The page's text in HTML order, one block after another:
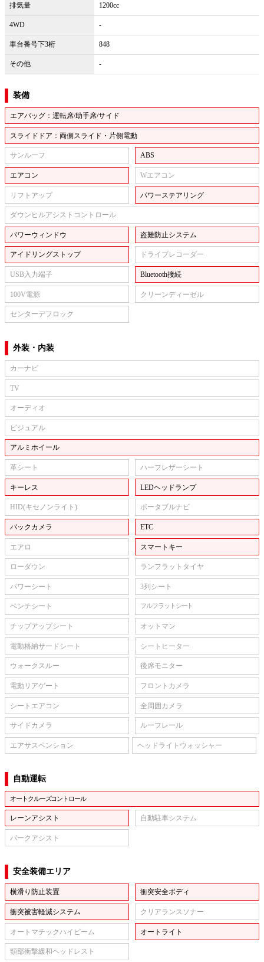
排気量 1200cc
4WD -
車台番号下3桁 848
その他 -
装備
エアバッグ：運転席/助手席/サイド
スライドドア：両側スライド・片側電動
サンルーフ ABS
エアコン Wエアコン
リフトアップ パワーステアリング
ダウンヒルアシストコントロール
パワーウィンドウ 盗難防止システム
アイドリングストップ ドライブレコーダー
USB入力端子 Bluetooth接続
100V電源 クリーンディーゼル
センターデフロック
外装・内装
カーナビ
TV
オーディオ
ビジュアル
アルミホイール
革シート ハーフレザーシート
キーレス LEDヘッドランプ
HID(キセノンライト) ポータブルナビ
バックカメラ ETC
エアロ スマートキー
ローダウン ランフラットタイヤ
パワーシート 3列シート
ベンチシート フルフラットシート
チップアップシート オットマン
電動格納サードシート シートヒーター
ウォークスルー 後席モニター
電動リアゲート フロントカメラ
シートエアコン 全周囲カメラ
サイドカメラ ルーフレール
エアサスペンション ヘッドライトウォッシャー
自動運転
オートクルーズコントロール
レーンアシスト 自動駐車システム
パークアシスト
安全装備エリア
横滑り防止装置 衝突安全ボディ
衝突被害軽減システム クリアランスソナー
オートマチックハイビーム オートライト
頸部衝撃緩和ヘッドレスト